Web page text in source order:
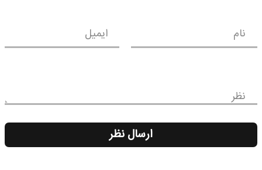
نام ایمیل
نظر
ارسال نظر